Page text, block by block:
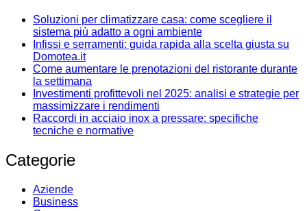
Soluzioni per climatizzare casa: come scegliere il
sistema più adatto a ogni ambiente
Infissi e serramenti: guida rapida alla scelta giusta su
Domotea.it
Come aumentare le prenotazioni del ristorante durante
la settimana
Investimenti profittevoli nel 2025: analisi e strategie per
massimizzare i rendimenti
Raccordi in acciaio inox a pressare: specifiche
tecniche e normative
Categorie
Aziende
Business